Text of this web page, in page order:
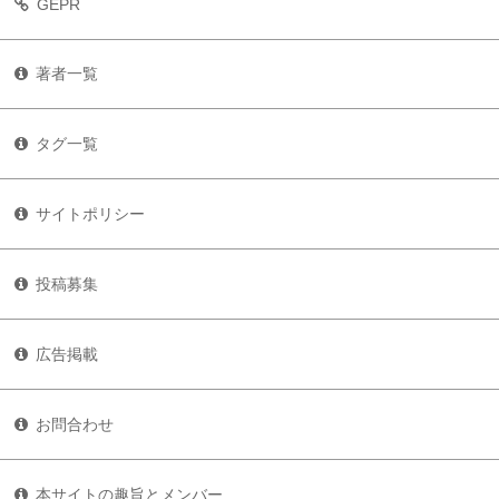
GEPR
著者一覧
タグ一覧
サイトポリシー
投稿募集
広告掲載
お問合わせ
本サイトの趣旨とメンバー